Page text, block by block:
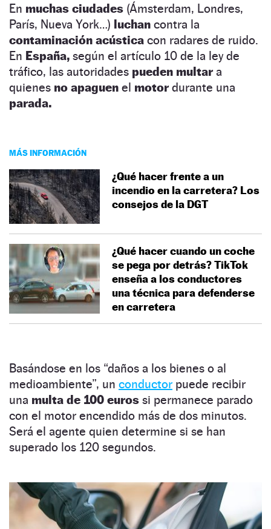
En muchas ciudades (Ámsterdam, Londres,
París, Nueva York…) luchan contra la
contaminación acústica con radares de ruido.
En España, según el artículo 10 de la ley de
tráfico, las autoridades pueden multara
quienes no apaguen el motordurante una
parada.
MÁS INFORMACIÓN
¿Qué hacer frente a un
incendio en la carretera? Los
consejos de la DGT
¿Qué hacer cuando un coche
se pega por detrás? TikTok
enseña a los conductores
una técnica para defenderse
en carretera
Basándose en los “daños a los bienes o al
medioambiente”, un conductor puede recibir
una multa de 100 euros si permanece parado
con el motor encendido más de dos minutos.
Será el agente quien determine si se han
superado los 120 segundos.